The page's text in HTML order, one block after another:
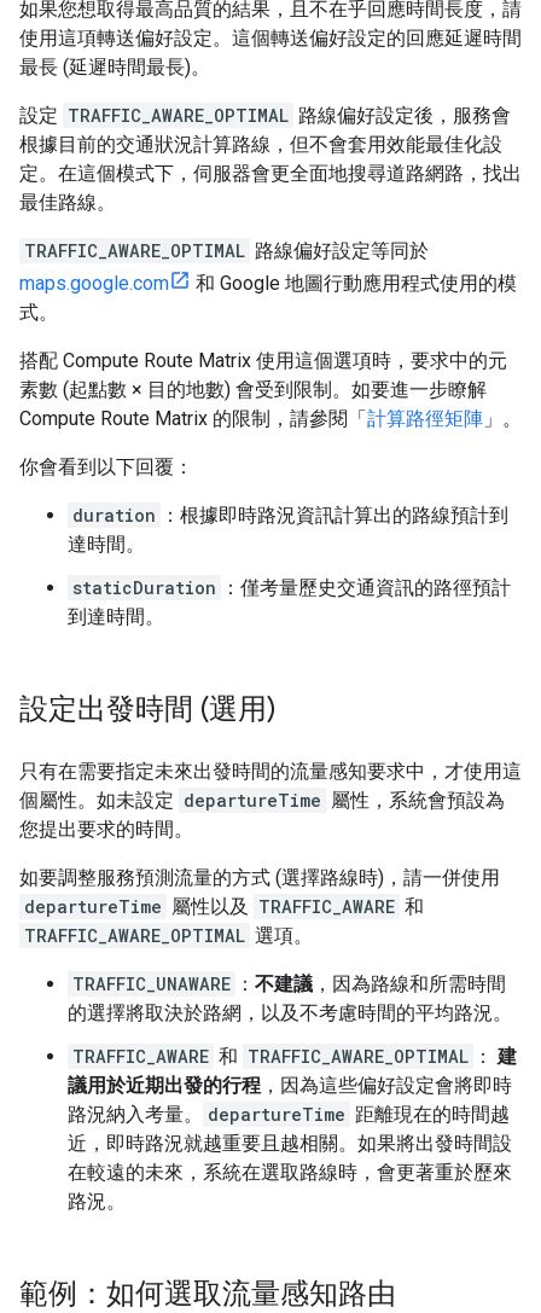
如果您想取得最高品質的結果，且不在乎回應時間長度，請
使用這項轉送偏好設定。這個轉送偏好設定的回應延遲時間
最長 (延遲時間最長)。
設定 TRAFFIC_AWARE_OPTIMAL 路線偏好設定後，服務會
根據目前的交通狀況計算路線，但不會套用效能最佳化設
定。在這個模式下，伺服器會更全面地搜尋道路網路，找出
最佳路線。
TRAFFIC_AWARE_OPTIMAL 路線偏好設定等同於
maps.google.com
和 Google 地圖行動應用程式使用的模
式。
搭配 Compute Route Matrix 使用這個選項時，要求中的元
素數 (起點數 × 目的地數) 會受到限制。如要進一步瞭解
Compute Route Matrix 的限制，請參閱「計算路徑矩陣 」。
你會看到以下回覆：
duration
：根據即時路況資訊計算出的路線預計到
達時間。
staticDuration
：僅考量歷史交通資訊的路徑預計
到達時間。
設定出發時間 (選用)
只有在需要指定未來出發時間的流量感知要求中，才使用這
個屬性。如未設定 departureTime 屬性，系統會預設為
您提出要求的時間。
如要調整服務預測流量的方式 (選擇路線時)，請一併使用
departureTime 屬性以及 TRAFFIC_AWARE 和
TRAFFIC_AWARE_OPTIMAL 選項。
TRAFFIC_UNAWARE ： 不建議 ，因為路線和所需時間
的選擇將取決於路網，以及不考慮時間的平均路況。
TRAFFIC_AWARE 和 TRAFFIC_AWARE_OPTIMAL ： 建
議用於近期出發的行程 ，因為這些偏好設定會將即時
路況納入考量。
departureTime 距離現在的時間越
近，即時路況就越重要且越相關。如果將出發時間設
在較遠的未來，系統在選取路線時，會更著重於歷來
路況。
範例：如何選取流量感知路由